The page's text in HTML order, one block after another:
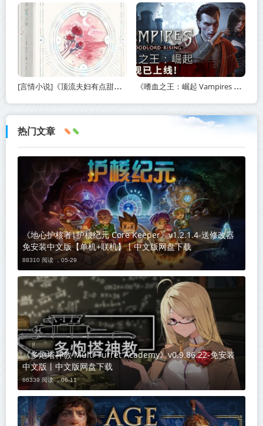
[言情小说]《顶流夫妇有点甜》作者：图样先森【完结】丨小说资源百度网盘免费txt下载 《嗜血之王：崛起 Vampires Bloodlord Rising》v1.5.0.21247-免安装中文版【单机+联机】丨中文版网盘下载
热门文章
《地心护核者|护核纪元 Core Keeper》v1.2.1.4-送修改器
免安装中文版【单机+联机】丨中文版网盘下载
88310 阅读 ，05-29
《多炮塔神教 Multi Turret Academy》v0.9.86.22-免安装
中文版丨中文版网盘下载
66339 阅读 ，06-11